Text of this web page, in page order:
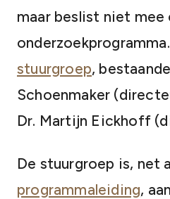
maar beslist niet mee
stuurgroep,
Schoenmaker
Dr. Martijn Eickhoff
De stuurgroep is, net
programmaleiding,